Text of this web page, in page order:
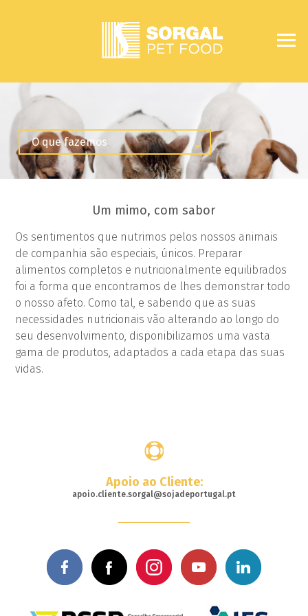
Um mimo, com sabor
Os sentimentos que nutrimos pelos nossos animais
de companhia são especiais, únicos. Preparar
alimentos completos e nutricionalmente equilibrados
foi a forma que encontramos de lhes demonstrar todo
o nosso afeto. Como tal, e sabendo que as suas
necessidades nutricionais vão alterando ao longo do
seu desenvolvimento, disponibilizamos uma vasta
gama de produtos, adaptados a cada etapa das suas
vidas.
Apoio ao Cliente:
apoio.cliente.sorgal@sojadeportugal.pt